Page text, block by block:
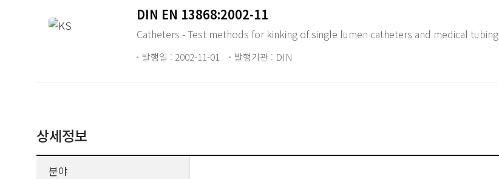
DIN EN 13868:2002-11
Catheters - Test methods for kinking of single lumen catheters and medical tubing
발행일 : 2002-11-01 발행기관 : DIN
상세정보
분야